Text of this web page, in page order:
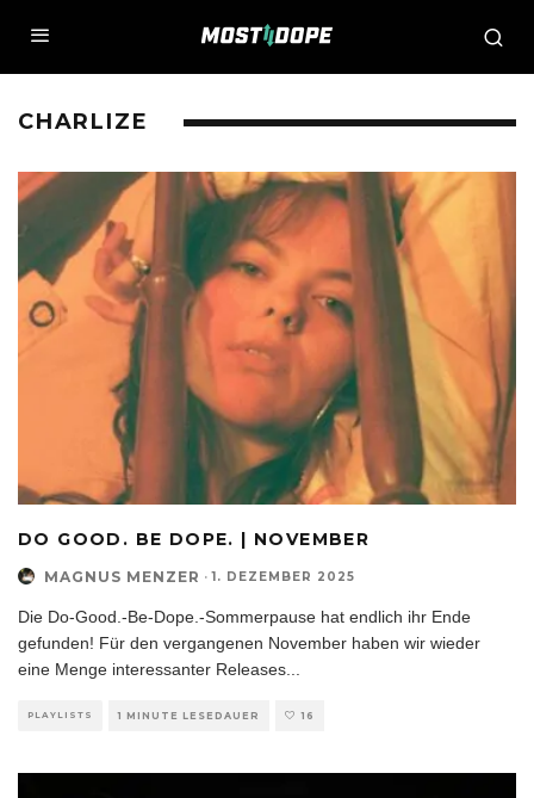
CHARLIZE
DO GOOD. BE DOPE. | NOVEMBER
MAGNUS MENZER · 1. DEZEMBER 2025
Die Do-Good.-Be-Dope.-Sommerpause hat endlich ihr Ende
gefunden! Für den vergangenen November haben wir wieder
eine Menge interessanter Releases
PLAYLISTS 1 MINUTE LESEDAUER 16